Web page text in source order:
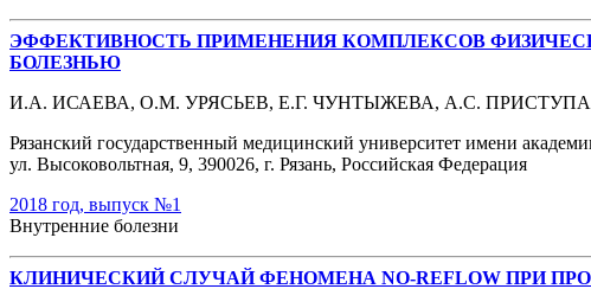
ЭФФЕКТИВНОСТЬ ПРИМЕНЕНИЯ КОМПЛЕКСОВ
БОЛЕЗНЬЮ
И.А. ИСАЕВА, О.М. УРЯСЬЕВ, Е.Г. ЧУНТЫЖЕВА, А.С. ПРИСТУПА
Рязанский государственный медицинский университет имени
ул. Высоковольтная, 9, 390026, г. Рязань, Российская Федерация
2018 год, выпуск №1
Внутренние болезни
КЛИНИЧЕСКИЙ СЛУЧАЙ ФЕНОМЕНА NO-REFLOW ПРИ